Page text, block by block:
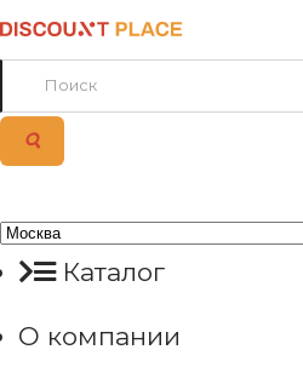
Каталог
О компании